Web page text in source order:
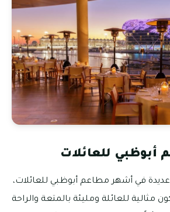
أبوظبي للعائلات
في أشهر مطاعم أبوظبي للعائلات،
مثالية للعائلة ومليئة بالمتعة والراحة